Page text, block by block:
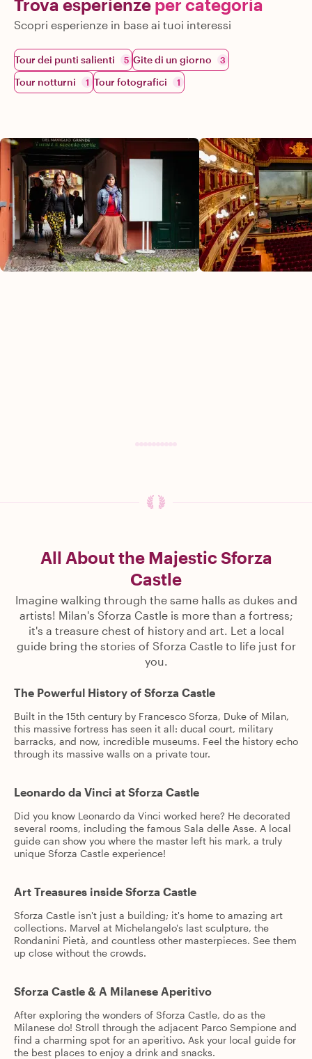
Trova esperienze per categoria
Scopri esperienze in base ai tuoi interessi
Tour dei punti salienti 5 Gite di un giorno 3
Tour notturni 1 Tour fotografici 1
All About the Majestic Sforza
Castle
Imagine walking through the same halls as dukes and
artists! Milan's Sforza Castle is more than a fortress;
it's a treasure chest of history and art. Let a local
guide bring the stories of Sforza Castle to life just for
you.
The Powerful History of Sforza Castle
Built in the 15th century by Francesco Sforza, Duke of Milan,
this massive fortress has seen it all: ducal court, military
barracks, and now, incredible museums. Feel the history echo
through its massive walls on a private tour.
Leonardo da Vinci at Sforza Castle
Did you know Leonardo da Vinci worked here? He decorated
several rooms, including the famous Sala delle Asse. A local
guide can show you where the master left his mark, a truly
unique Sforza Castle experience!
Art Treasures inside Sforza Castle
Sforza Castle isn't just a building; it's home to amazing art
collections. Marvel at Michelangelo's last sculpture, the
Rondanini Pietà, and countless other masterpieces. See them
up close without the crowds.
Sforza Castle & A Milanese Aperitivo
After exploring the wonders of Sforza Castle, do as the
Milanese do! Stroll through the adjacent Parco Sempione and
find a charming spot for an aperitivo. Ask your local guide for
the best places to enjoy a drink and snacks.